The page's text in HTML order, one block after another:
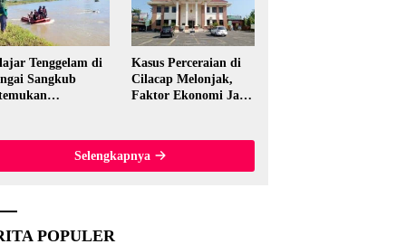
Tenggelam di
Sangkub
dari Lokasi
Kasus Perceraian di
Cilacap Melonjak,
Faktor Ekonomi Jadi
Selengkapnya
POPULER